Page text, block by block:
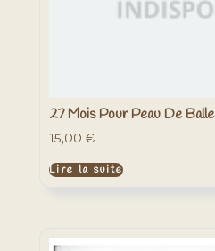
27 Mois Pour Peau De Balle
15,00 €
Lire la suite